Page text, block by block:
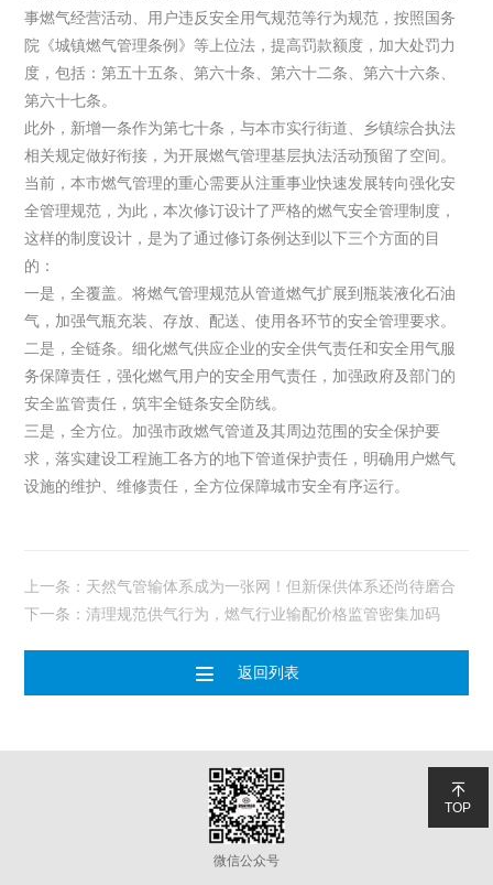
事燃气经营活动、用户违反安全用气规范等行为规范，按照国务
院《城镇燃气管理条例》等上位法，提高罚款额度，加大处罚力
度，包括：第五十五条、第六十条、第六十二条、第六十六条、
第六十七条。
此外，新增一条作为第七十条，与本市实行街道、乡镇综合执法
相关规定做好衔接，为开展燃气管理基层执法活动预留了空间。
当前，本市燃气管理的重心需要从注重事业快速发展转向强化安
全管理规范，为此，本次修订设计了严格的燃气安全管理制度，
这样的制度设计，是为了通过修订条例达到以下三个方面的目
的：
一是，全覆盖。将燃气管理规范从管道燃气扩展到瓶装液化石油
气，加强气瓶充装、存放、配送、使用各环节的安全管理要求。
二是，全链条。细化燃气供应企业的安全供气责任和安全用气服
务保障责任，强化燃气用户的安全用气责任，加强政府及部门的
安全监管责任，筑牢全链条安全防线。
三是，全方位。加强市政燃气管道及其周边范围的安全保护要
求，落实建设工程施工各方的地下管道保护责任，明确用户燃气
设施的维护、维修责任，全方位保障城市安全有序运行。
上一条：天然气管输体系成为一张网！但新保供体系还尚待磨合
下一条：清理规范供气行为，燃气行业输配价格监管密集加码
 返回列表

TOP
微信公众号